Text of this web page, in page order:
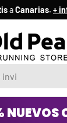
aCanarias. +
NUEVOS